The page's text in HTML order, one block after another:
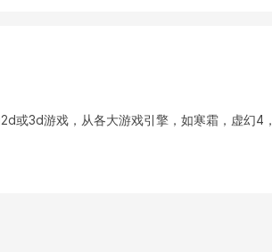
或3d游戏，从各大游戏引擎，如寒霜，虚幻4，